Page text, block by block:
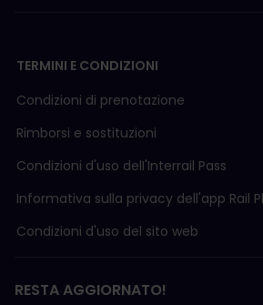
TERMINI E CONDIZIONI
Condizioni di prenotazione
Rimborsi e sostituzioni
Condizioni d'uso delI'Interrail Pass
Informativa sulla privacy dell'app Rail
Condizioni d'uso del sito web
RESTA AGGIORNATO!